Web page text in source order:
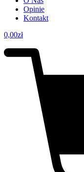
Opinie
Kontakt
0,00zł